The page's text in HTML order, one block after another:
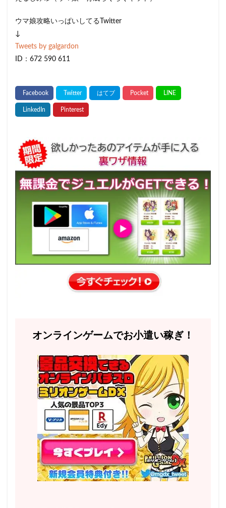
ウマ娘攻略いっぱいしてるTwitter
↓
Tweets by galgardon
ID：672 590 611
オンラインゲームでお小遣い稼ぎ！